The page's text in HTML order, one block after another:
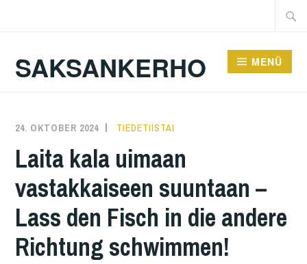
Suche
SAKSANKERHO MENÜ
24. OKTOBER 2024 KAREN
TIEDETIISTAI
Laita kala uimaan
vastakkaiseen suuntaan –
Lass den Fisch in die andere
Richtung schwimmen!